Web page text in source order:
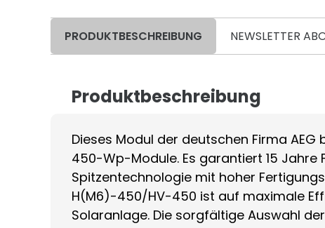
PRODUKTBESCHREIBUNG NEWSLETTER
Produktbeschreibung
Dieses Modul der deutschen Firma
450-Wp-Module. Es garantiert 15
Spitzentechnologie mit hoher
H(M6)-450/HV-450 ist auf maximale
Solaranlage. Die sorgfältige Auswahl